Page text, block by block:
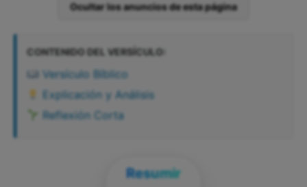
Ocultar los anuncios de esta página
CONTENIDO DEL VERSÍCULO:
Versículo Bíblico
Explicación y Análisis
Reflexión Corta
Resumir